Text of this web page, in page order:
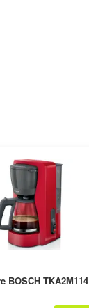
BOSCH TKA2M114